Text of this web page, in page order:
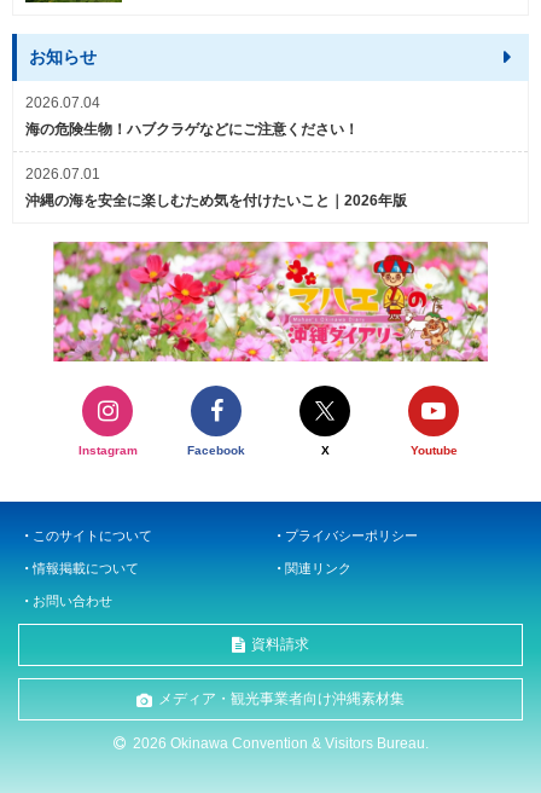
お知らせ
2026.07.04
海の危険生物！ハブクラゲなどにご注意ください！
2026.07.01
沖縄の海を安全に楽しむため気を付けたいこと｜2026年版
Instagram Facebook X Youtube
このサイトについて プライバシーポリシー
情報掲載について 関連リンク
お問い合わせ
資料請求
メディア・観光事業者向け沖縄素材集
2026 Okinawa Convention & Visitors Bureau.